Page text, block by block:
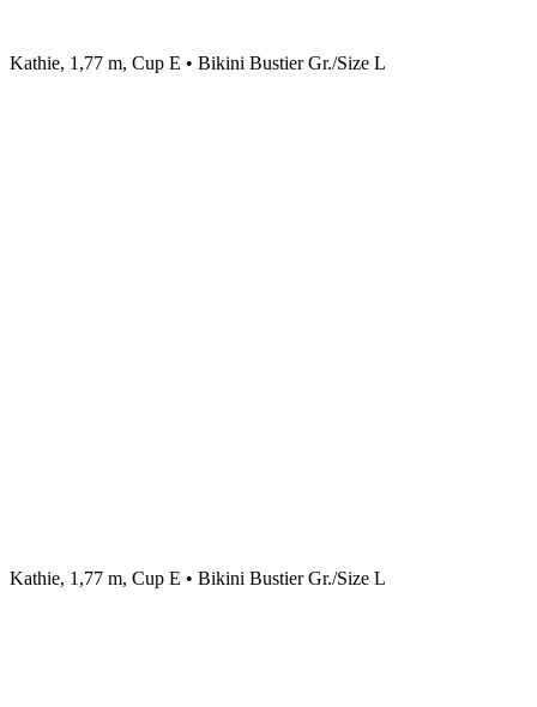
Kathie, 1,77 m, Cup E • Bikini Bustier Gr./Size L
Kathie, 1,77 m, Cup E • Bikini Bustier Gr./Size L